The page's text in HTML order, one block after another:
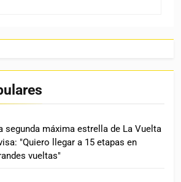
segunda máxima estrella de La Vuelta
"Quiero llegar a 15 etapas en
vueltas"